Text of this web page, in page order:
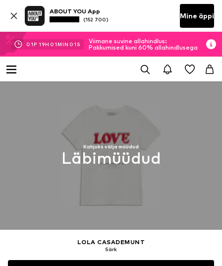
ABOUT YOU App
(152 700) Mine äppi
01P 19H 01MIN 01 S
Viimane suvine allahindlus:
Pakkumised kuni 60% allahindlusega
Kahjuks välja müüdud
Läbimüüdud
LOLA CASADEMUNT
Särk